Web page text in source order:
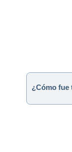
¿Cómo fue